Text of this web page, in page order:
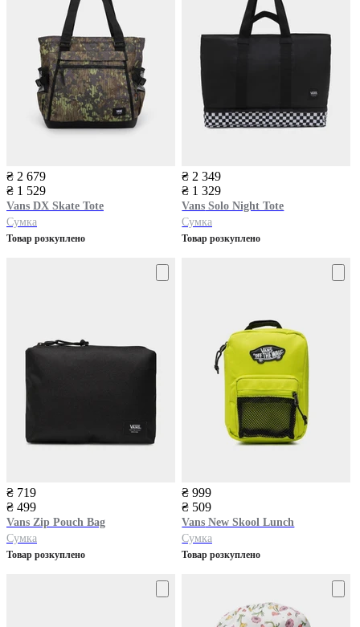
₴ 2 679
₴ 1 529
Vans DX Skate Tote
Сумка
Товар розкуплено
₴ 2 349
₴ 1 329
Vans Solo Night Tote
Сумка
Товар розкуплено
₴ 719
₴ 499
Vans Zip Pouch Bag
Сумка
Товар розкуплено
₴ 999
₴ 509
Vans New Skool Lunch
Сумка
Товар розкуплено